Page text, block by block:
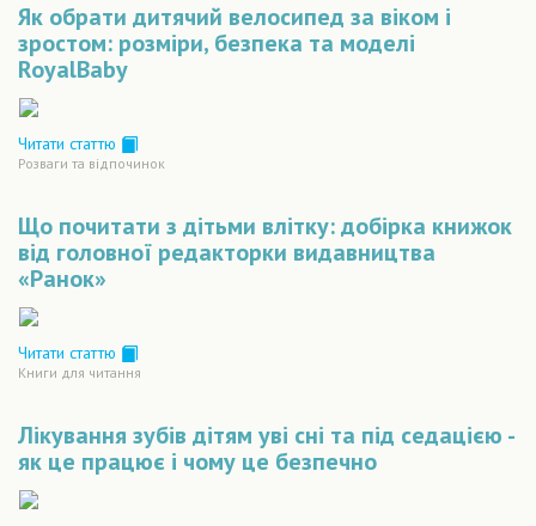
Як обрати дитячий велосипед за віком і
зростом: розміри, безпека та моделі
RoyalBaby
Читати статтю
Розваги та відпочинок
Що почитати з дітьми влітку: добірка книжок
від головної редакторки видавництва
«Ранок»
Читати статтю
Книги для читання
Лікування зубів дітям уві сні та під седацією -
як це працює і чому це безпечно